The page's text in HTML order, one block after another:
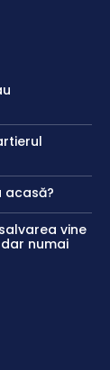
acasă?
vine
numai